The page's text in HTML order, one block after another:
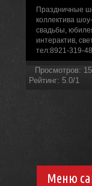
Праздничные
коллектива
свадьбы,
интерактив,
тел:8921-319-
Просмотров:
Рейтинг: 5.0/1
Меню